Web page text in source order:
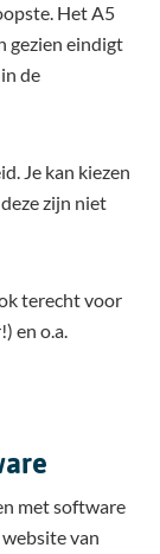
Het A5
gezien eindigt
de
Je kan kiezen
zijn niet
terecht voor
en o.a.
met software
van